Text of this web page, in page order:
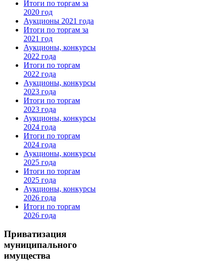
Итоги по торгам за
2020 год
Аукционы 2021 года
Итоги по торгам за
2021 год
Аукционы, конкурсы
2022 года
Итоги по торгам
2022 года
Аукционы, конкурсы
2023 года
Итоги по торгам
2023 года
Аукционы, конкурсы
2024 года
Итоги по торгам
2024 года
Аукционы, конкурсы
2025 года
Итоги по торгам
2025 года
Аукционы, конкурсы
2026 года
Итоги по торгам
2026 года
Приватизация
муниципального
имущества